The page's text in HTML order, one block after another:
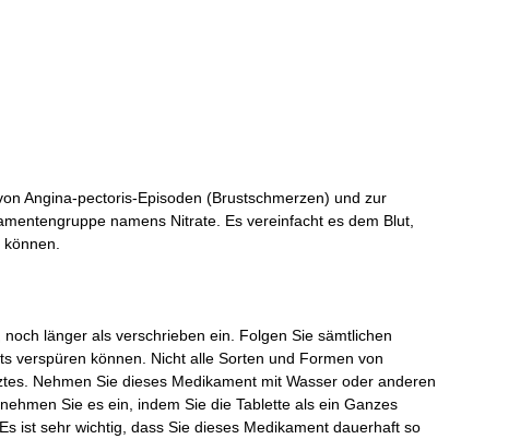
Angina-pectoris-Episoden (Brustschmerzen) und zur
namens Nitrate. Es vereinfacht es dem Blut,
länger als verschrieben ein. Folgen Sie sämtlichen
verspüren können. Nicht alle Sorten und Formen von
Nehmen Sie dieses Medikament mit Wasser oder anderen
Sie es ein, indem Sie die Tablette als ein Ganzes
ist sehr wichtig, dass Sie dieses Medikament dauerhaft so